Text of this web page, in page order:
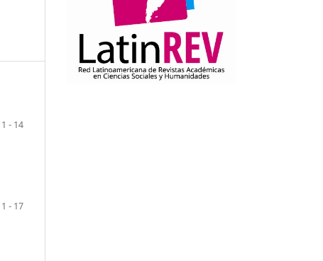
1 - 14
1 - 17